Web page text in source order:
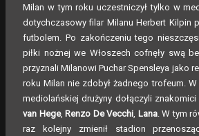
Milan w tym roku uczestniczył tylko w
dotychczasowy filar Milanu Herbert Kilpin
futbolem. Po zakończeniu tego
piłki nożnej we Włoszech cofnęły swą
przyznali Milanowi Puchar Spensleya jako
roku Milan nie zdobył żadnego trofeum.
mediolańskiej drużyny dołączyli
van Hege, Renzo De Vecchi, Lana. W tym
raz kolejny zmienił stadion